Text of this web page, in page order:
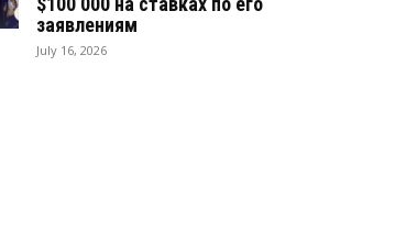
заявлениям
July 16, 2026